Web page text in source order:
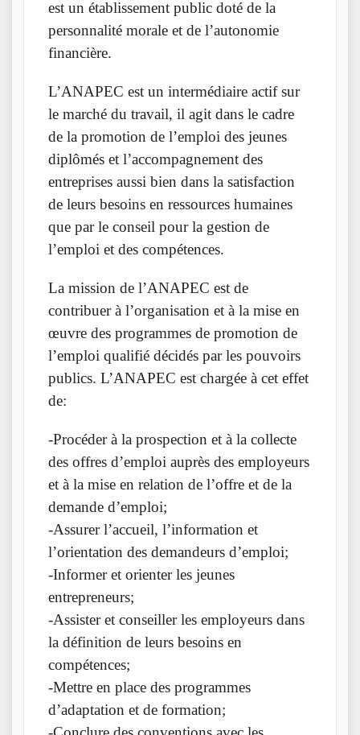
est un établissement public doté de la
personnalité morale et de l’autonomie
financière.
L’ANAPEC est un intermédiaire actif sur
le marché du travail, il agit dans le cadre
de la promotion de l’emploi des jeunes
diplômés et l’accompagnement des
entreprises aussi bien dans la satisfaction
de leurs besoins en ressources humaines
que par le conseil pour la gestion de
l’emploi et des compétences.
La mission de l’ANAPEC est de
contribuer à l’organisation et à la mise en
œuvre des programmes de promotion de
l’emploi qualifié décidés par les pouvoirs
publics. L’ANAPEC est chargée à cet effet
de:
-Procéder à la prospection et à la collecte
des offres d’emploi auprès des employeurs
et à la mise en relation de l’offre et de la
demande d’emploi;
-Assurer l’accueil, l’information et
l’orientation des demandeurs d’emploi;
-Informer et orienter les jeunes
entrepreneurs;
-Assister et conseiller les employeurs dans
la définition de leurs besoins en
compétences;
-Mettre en place des programmes
d’adaptation et de formation;